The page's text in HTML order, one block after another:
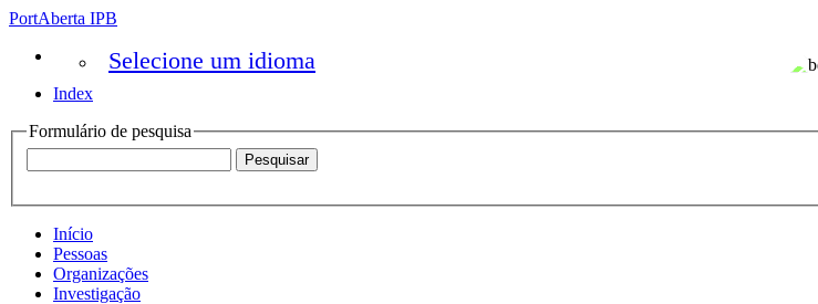
PortAberta IPB
Selecione um idioma
Index
Formulário de pesquisa
Início
Pessoas
Organizações
Investigação